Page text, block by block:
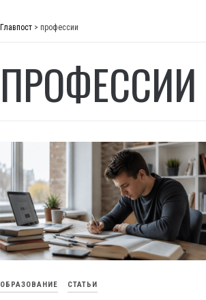
Главпост > профессии
ПРОФЕССИИ
ОБРАЗОВАНИЕ СТАТЬИ